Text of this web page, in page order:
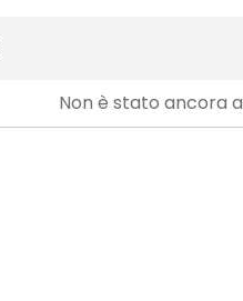
Non è stato ancora